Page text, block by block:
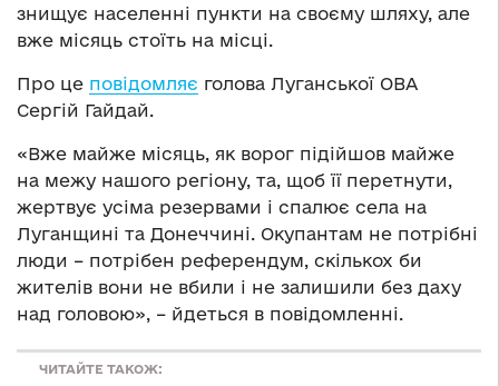
знищує населенні пункти на своєму шляху, але
вже місяць стоїть на місці.
Про це повідомляє голова Луганської ОВА
Сергій Гайдай.
«Вже майже місяць, як ворог підійшов майже
на межу нашого регіону, та, щоб її перетнути,
жертвує усіма резервами і спалює села на
Луганщині та Донеччині. Окупантам не потрібні
люди – потрібен референдум, скількох би
жителів вони не вбили і не залишили без даху
над головою», – йдеться в повідомленні.
ЧИТАЙТЕ ТАКОЖ: